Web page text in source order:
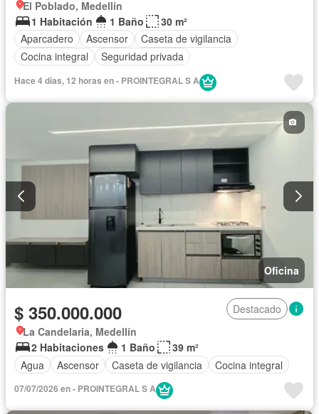
El Poblado, Medellín
1 Habitación
1 Baño
30 m²
Aparcadero
Ascensor
Caseta de vigilancia
Cocina integral
Seguridad privada
Hace 4 días, 12 horas en - PROINTEGRAL S A
Oficina
$ 350.000.000
Destacado
La Candelaria, Medellín
2 Habitaciones
1 Baño
39 m²
Agua
Ascensor Caseta de vigilancia Cocina integral
07/07/2026 en - PROINTEGRAL S A